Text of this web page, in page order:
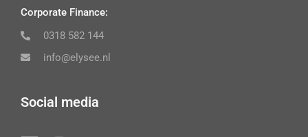
Corporate Finance:
0318 582 144
info@elysee.nl
Social media